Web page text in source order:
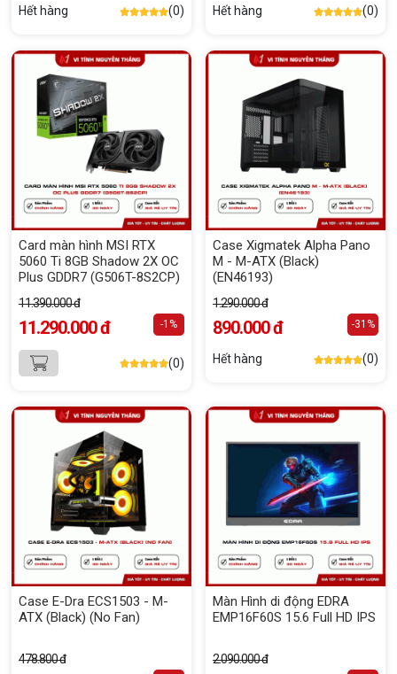
Hết hàng (0) Hết hàng (0)
Card màn hình MSI RTX
5060 Ti 8GB Shadow 2X OC
Plus GDDR7 (G506T-8S2CP)
11.390.000 đ
11.290.000 đ -1%
(0)
Case Xigmatek Alpha Pano
M - M-ATX (Black)
(EN46193)
1.290.000 đ
890.000 đ -31%
Hết hàng (0)
Case E-Dra ECS1503 - M-
ATX (Black) (No Fan)
478.800 đ
Màn Hình di động EDRA
EMP16F60S 15.6 Full HD IPS
2.090.000 đ